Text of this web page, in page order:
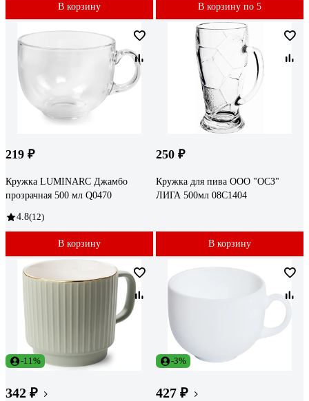
В корзину В корзину по 5
219 ₽
Кружка LUMINARC Джамбо
прозрачная 500 мл Q0470
4.8(12)
В корзину
250 ₽
Кружка для пива ООО "ОСЗ"
ЛИГА 500мл 08C1404
В корзину
-11%
342 ₽
-3%
427 ₽